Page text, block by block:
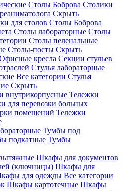
Столы Боброва Столики
Скрыть
для столов Столы Боброва
Столы лабораторные Столы
Столы пеленальные
Столы-посты Скрыть
кресла Секции стульев
Стулья лабораторные
Все категории Стулья
Скрыть
внутрикорпусные Тележки
для перевозки больных
помещений Тележки
Тумбы под
подкатные Тумбы
Шкафы для документов
(ключницы) Шкафы для
для одежды Все категории
Шкафы картотечные Шкафы